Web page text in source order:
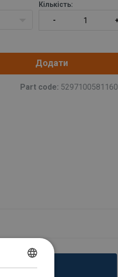
Кількість:
Додати
Part code: 5297100581160